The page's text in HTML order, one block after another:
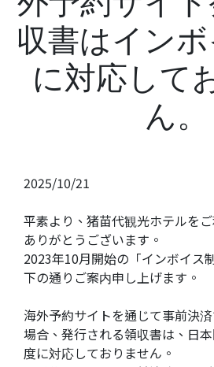
活動
建築內設施
収書はイン
に対応して
ん。
2025/10/21
平素より、猪苗代観光ホテルを
ありがとうございます。
2023年10月開始の「インボイス
下の通りご案内申し上げます。
海外予約サイトを通じて事前決
場合、発行される領収書は、日
度に対応しておりません。